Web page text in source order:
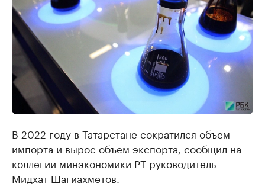
В 2022 году в Татарстане сократился объем
импорта и вырос объем экспорта, сообщил на
коллегии минэкономики РТ руководитель
Мидхат Шагиахметов.